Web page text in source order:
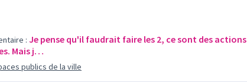
: Je pense qu'il faudrait faire les 2, ce sont des actions
Mais j…
publics de la ville